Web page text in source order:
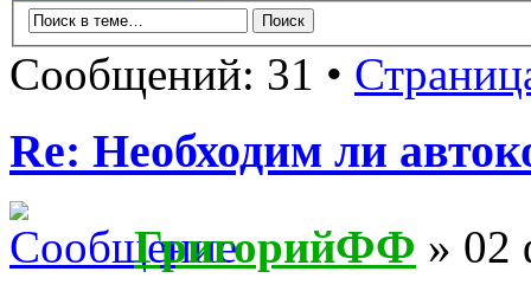
Сообщений: 31 •
Re: Необходим ли
ГригорийФФ » 02